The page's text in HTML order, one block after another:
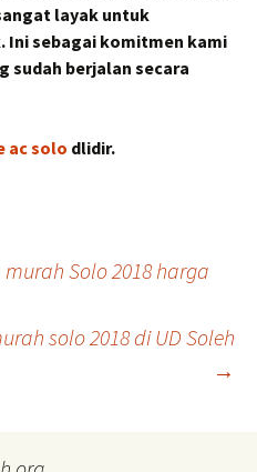
layak untuk
Ini sebagai komitmen kami
sudah berjalan secara
ac solo dlidir.
Solo 2018 harga
solo 2018 di UD Soleh
→